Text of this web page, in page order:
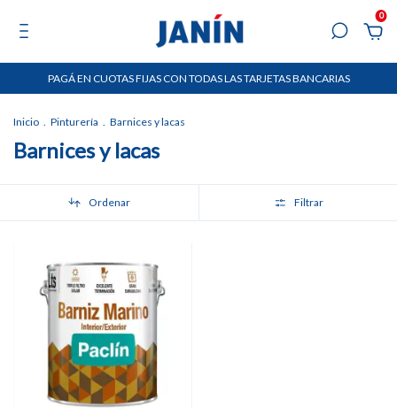
0
PAGÁ EN CUOTAS FIJAS CON TODAS LAS TARJETAS BANCARIAS
Inicio . Pinturería . Barnices y lacas
Barnices y lacas
Ordenar Filtrar